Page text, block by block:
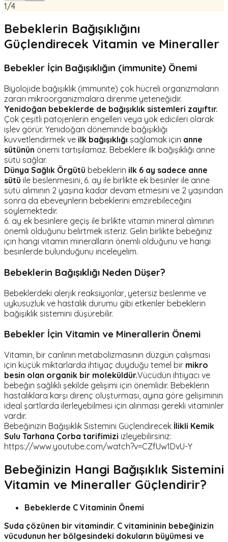
1/4
Bebeklerin Bağışıklığını
Güçlendirecek Vitamin ve Mineraller
Bebekler İçin Bağışıklığın (immunite) Önemi
Biyolojide bağışıklık (immunite) çok hücreli organizmaların
zararı mikroorganizmalara direnme yeteneğidir.
Yenidoğan bebeklerde de bağışıklık sistemleri zayıftır.
Çok çeşitli patojenlerin engelleri veya yok edicileri olarak
işlev görür. Yenidoğan döneminde bağışıklığı
kuvvetlendirmek ve ilk bağışıklığı sağlamak için anne
sütünün önemi tartışılamaz. Bebeklere ilk bağışıklığı anne
sütü sağlar.
Dünya Sağlık Örgütü bebeklerin ilk 6 ay sadece anne
sütü ile beslenmesini, 6. ay ile birlikte ek besinler ile anne
sütü alımının 2 yaşına kadar devam etmesini ve 2 yaşından
sonra da ebeveynlerin bebeklerini emzirebileceğini
söylemektedir.
6. ay ek besinlere geçiş ile birlikte vitamin mineral alımının
önemli olduğunu belirtmek isteriz. Gelin birlikte bebeğiniz
için hangi vitamin minerallarin önemli olduğunu ve hangi
besinlerde bulunduğunu inceleyelim.
Bebeklerin Bağışıklığı Neden Düşer?
Bebeklerdeki alerjik reaksiyonlar, yetersiz beslenme ve
uykusuzluk ve hastalık durumu gibi etkenler bebeklerin
bağışıklık sistemini düşürebilir.
Bebekler İçin Vitamin ve Minerallerin Önemi
Vitamin, bir canlının metabolizmasının düzgün çalışması
için küçük miktarlarda ihtiyaç duyduğu temel bir mikro
besin olan organik bir moleküldür.Vücüdün ihtiyacı ve
bebeğin sağlıklı şekilde gelişimi için önemlidir. Bebeklerin
hastalıklara karşı direnç oluşturması, ayına göre gelişiminin
ideal şartlarda ilerleyebilmesi için alınması gerekli vitaminler
vardır.
Bebeğinizin Bağışıklık Sistemini Güçlendirecek İlikli Kemik
Sulu Tarhana Çorba tarifimizi izleyebilirsiniz:
https://www.youtube.com/watch?v=CZfUw1DvU-Y
Bebeğinizin Hangi Bağışıklık Sistemini
Vitamin ve Mineraller Güçlendirir?
Bebeklerde C Vitaminin Önemi
Suda çözünen bir vitamindir. C vitamininin bebeğinizin
vücudunun her bölgesindeki dokuların büyümesi ve